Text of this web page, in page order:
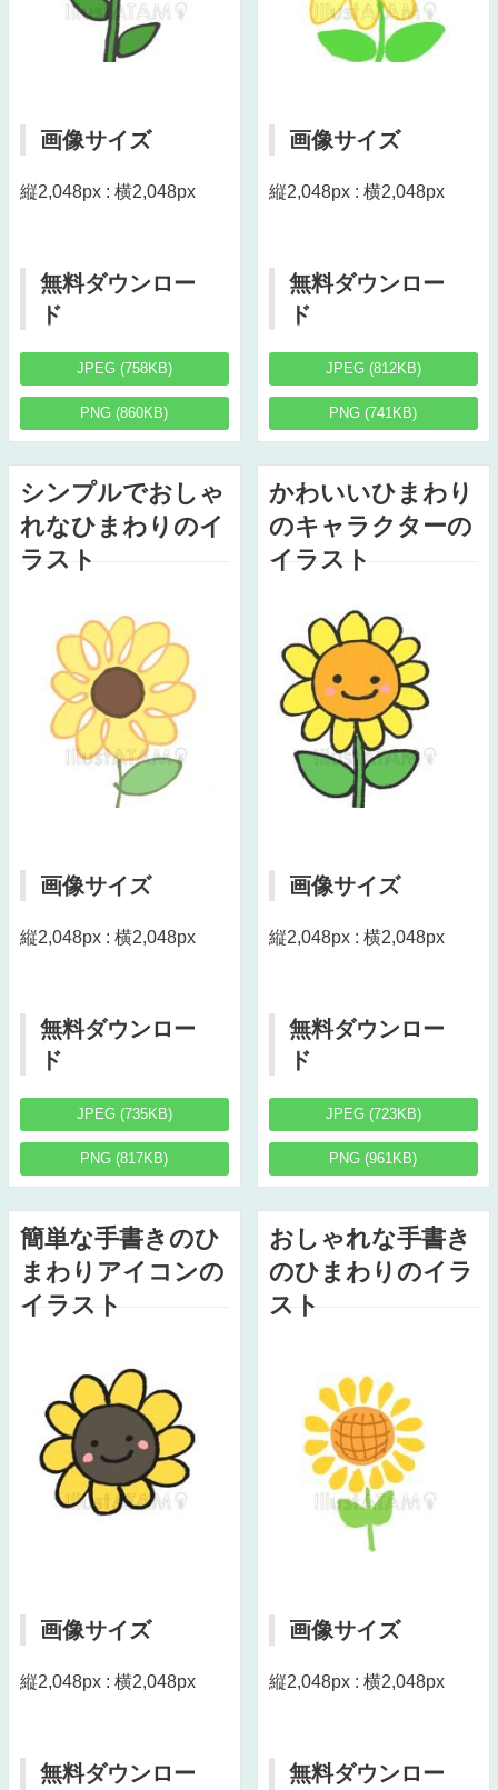
画像サイズ
縦2,048px : 横2,048px
無料ダウンロー
ド
JPEG (758KB)
PNG (860KB)
画像サイズ
縦2,048px : 横2,048px
無料ダウンロー
ド
JPEG (812KB)
PNG (741KB)
シンプルでおしゃ
れなひまわりのイ
ラスト
画像サイズ
縦2,048px : 横2,048px
無料ダウンロー
ド
JPEG (735KB)
PNG (817KB)
かわいいひまわり
のキャラクターの
イラスト
画像サイズ
縦2,048px : 横2,048px
無料ダウンロー
ド
JPEG (723KB)
PNG (961KB)
簡単な手書きのひ
まわりアイコンの
イラスト
画像サイズ
縦2,048px : 横2,048px
無料ダウンロー
おしゃれな手書き
のひまわりのイラ
スト
画像サイズ
縦2,048px : 横2,048px
無料ダウンロー